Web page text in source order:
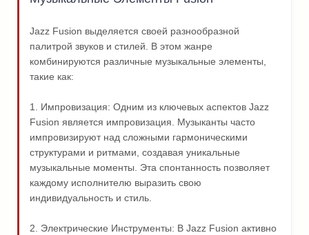
Jazz Fusion выделяется своей разнообразной
палитрой звуков и стилей. В этом жанре
комбинируются различные музыкальные элементы,
такие как:
1. Импровизация: Одним из ключевых аспектов Jazz
Fusion является импровизация. Музыканты часто
импровизируют над сложными гармоническими
структурами и ритмами, создавая уникальные
музыкальные моменты. Эта спонтанность позволяет
каждому исполнителю выразить свою
индивидуальность и стиль.
2. Электрические Инструменты: В Jazz Fusion активно